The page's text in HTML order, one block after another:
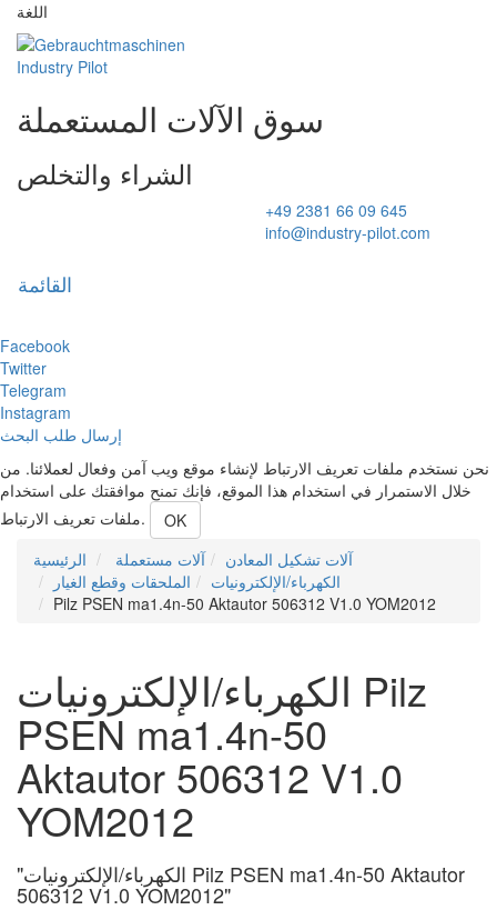
اللغة
سوق الآلات المستعملة
الشراء والتخلص
+49 2381 66 09 645
info@industry-pilot.com
القائمة
Facebook
Twitter
Telegram
Instagram
إرسال طلب البحث
نحن نستخدم ملفات تعريف الارتباط لإنشاء موقع ويب آمن وفعال لعملائنا. من
خلال الاستمرار في استخدام هذا الموقع، فإنك تمنح موافقتك على استخدام
ملفات تعريف الارتباط.
OK
الرئيسية
آلات مستعملة
آلات تشكيل المعادن
الملحقات وقطع الغيار
الكهرباء/الإلكترونيات
Pilz PSEN ma1.4n-50 Aktautor 506312 V1.0 YOM2012
الكهرباء/الإلكترونيات Pilz
PSEN ma1.4n-50
Aktautor 506312 V1.0
YOM2012
"الكهرباء/الإلكترونيات Pilz PSEN ma1.4n-50 Aktautor
506312 V1.0 YOM2012"